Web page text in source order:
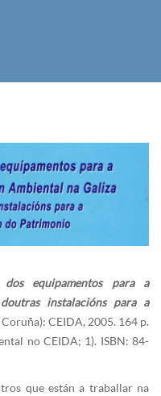
dos equipamentos para a
instalacións para a
CEIDA, 2005. 164 p.
no CEIDA; 1). ISBN: 84-
que están a traballar na